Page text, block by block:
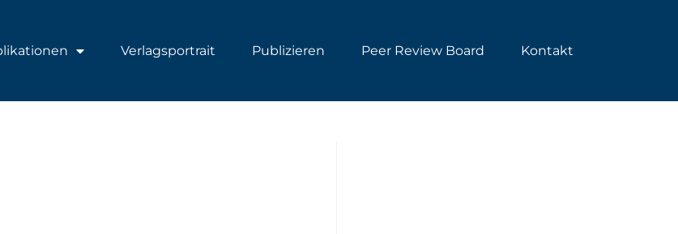
Verlagsportrait Publizieren Peer Review Board Kontakt